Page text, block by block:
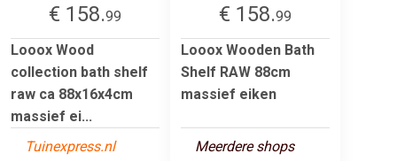
€ 158.99
Looox Wood
collection bath shelf
raw ca 88x16x4cm
massief ei...
Tuinexpress.nl
€ 158.99
Looox Wooden Bath
Shelf RAW 88cm
massief eiken
Meerdere shops